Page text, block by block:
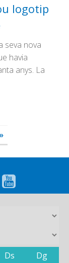
logotip
seva nova
havia
anys. La
»
Ds Dg